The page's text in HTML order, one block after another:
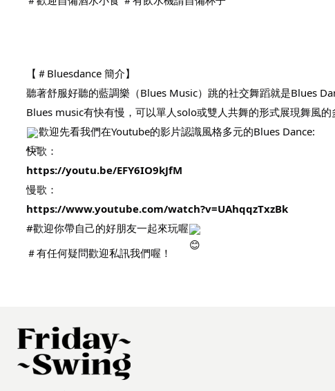
【＃Bluesdance 簡介】
聽著舒服好聽的藍調樂（Blues Music）跳的社交舞蹈就是Blues
Blues music有快有慢，可以單人solo或雙人共舞的形式展現舞風
歡迎先看我們在Youtube的影片認識風格多元的Blues Dance:
快歌：
https://youtu.be/EFY6IO9kJfM
慢歌：
https://www.youtube.com/watch?v=UAhqqzTxzBk
#歡迎你帶自己的好朋友一起來玩喔
＃有任何疑問歡迎私訊我們喔！